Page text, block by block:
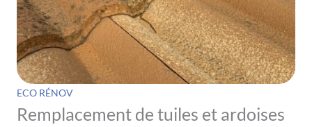
ECO RÉNOV
Remplacement de tuiles et ardoises